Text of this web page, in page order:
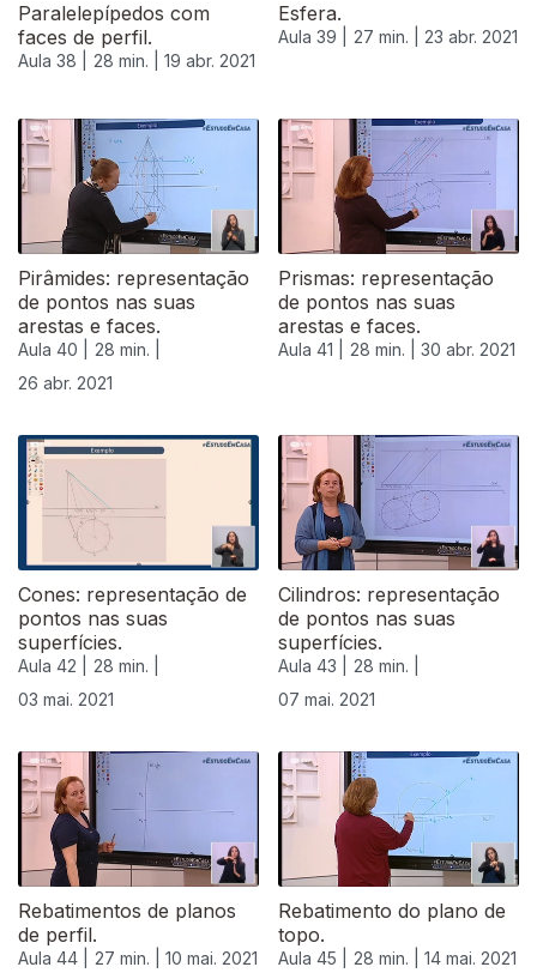
Paralelepípedos com
faces de perfil.
Aula 38 | 28 min. | 19 abr. 2021
Esfera.
Aula 39 | 27 min. | 23 abr. 2021
Pirâmides: representação
de pontos nas suas
arestas e faces.
Aula 40 |
28 min. |
26 abr. 2021
Prismas: representação
de pontos nas suas
arestas e faces.
Aula 41 | 28 min. | 30 abr. 2021
Cones: representação de
pontos nas suas
superfícies.
Aula 42 |
28 min. |
03 mai. 2021
Cilindros: representação
de pontos nas suas
superfícies.
Aula 43 |
28 min. |
07 mai. 2021
Rebatimentos de planos
de perfil.
Aula 44 | 27 min. | 10 mai. 2021
Rebatimento do plano de
topo.
Aula 45 | 28 min. | 14 mai. 2021
543827